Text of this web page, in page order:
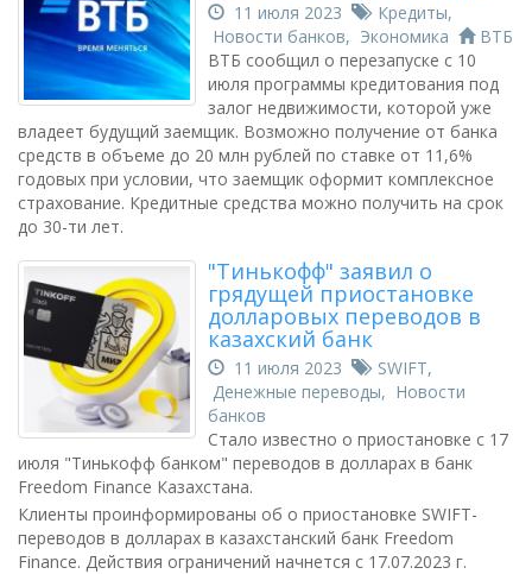
11 июля 2023 Кредиты,
Новости банков, Экономика
ВТБ
ВТБ сообщил о перезапуске с 10
июля программы кредитования под
залог недвижимости, которой уже
владеет будущий заемщик. Возможно получение от банка
средств в объеме до 20 млн рублей по ставке от 11,6%
годовых при условии, что заемщик оформит комплексное
страхование. Кредитные средства можно получить на срок
до 30-ти лет.
"Тинькофф" заявил о
грядущей приостановке
долларовых переводов в
казахский банк
11 июля 2023 SWIFT,
Денежные переводы, Новости
банков
Стало известно о приостановке с 17
июля "Тинькофф банком" переводов в долларах в банк
Freedom Finance Казахстана.
Клиенты проинформированы об о приостановке SWIFT-
переводов в долларах в казахстанский банк Freedom
Finance. Действия ограничений начнется с 17.07.2023 г.